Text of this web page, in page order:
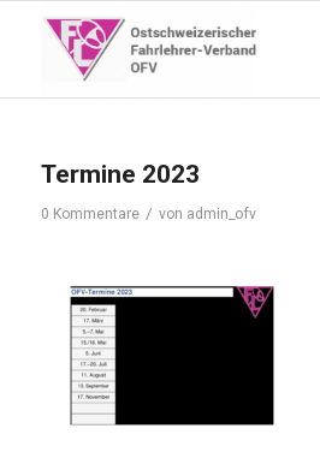
Termine 2023
0 Kommentare / von admin_ofv